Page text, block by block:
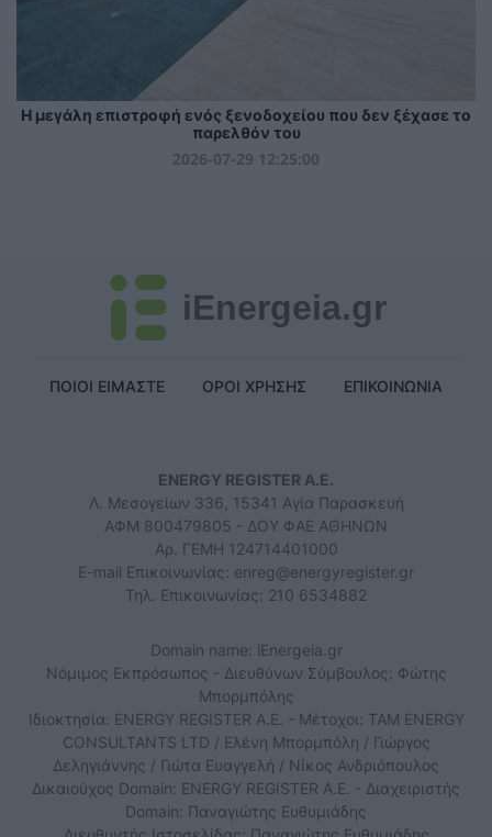
Η μεγάλη επιστροφή ενός ξενοδοχείου που δεν ξέχασε το
παρελθόν του
2026-07-29 12:25:00
iEnergeia.gr
ΠΟΙΟΙ ΕΙΜΑΣΤΕ ΟΡΟΙ ΧΡΗΣΗΣ ΕΠΙΚΟΙΝΩΝΙΑ
ENERGY REGISTER Α.Ε.
Λ. Μεσογείων 336, 15341 Αγία Παρασκευή
ΑΦΜ 800479805 - ΔΟΥ ΦΑΕ ΑΘΗΝΩΝ
Αρ. ΓΕΜΗ 124714401000
E-mail Επικοινωνίας: enreg@energyregister.gr
Τηλ. Επικοινωνίας: 210 6534882
Domain name: iEnergeia.gr
Νόμιμος Εκπρόσωπος - Διευθύνων Σύμβουλος: Φώτης
Μπορμπόλης
Ιδιοκτησία: ENERGY REGISTER Α.Ε. - Μέτοχοι: TAM ENERGY
CONSULTANTS LTD / Ελένη Μπορμπόλη / Γιώργος
Δεληγιάννης / Γιώτα Ευαγγελή / Νίκος Ανδριόπουλος
Δικαιούχος Domain: ENERGY REGISTER Α.Ε. - Διαχειριστής
Domain: Παναγιώτης Ευθυμιάδης